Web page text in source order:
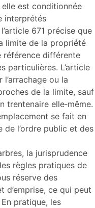
est conditionnée
interprétés
671 précise que
limite de la propriété
référence différente
particulières. L’article
ou la
de la limite, sauf
trentenaire elle‑même.
se fait en
l’ordre public et des
la jurisprudence
règles pratiques de
réserve des
d’emprise, ce qui peut
pratique, les